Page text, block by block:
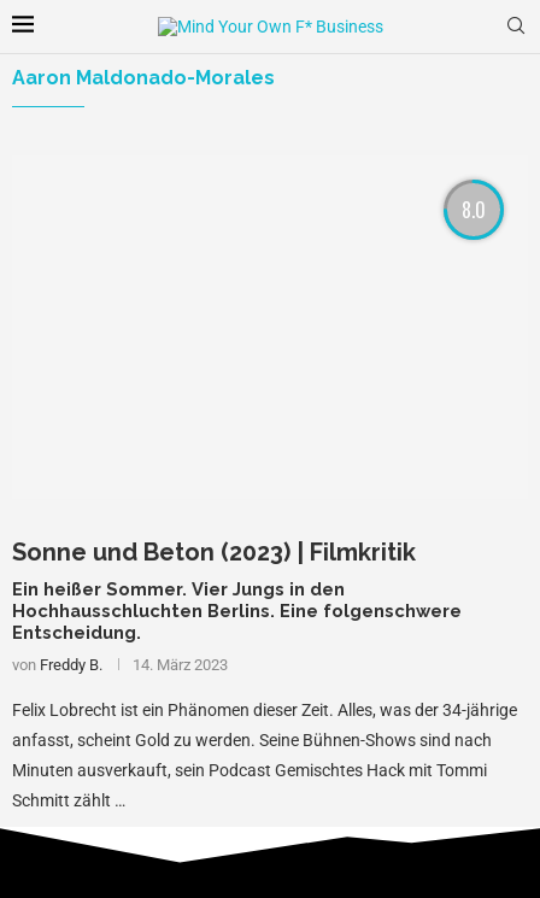
Aaron Maldonado-Morales
8.0
Sonne und Beton (2023) | Filmkritik
Ein heißer Sommer. Vier Jungs in den
Hochhausschluchten Berlins. Eine folgenschwere
Entscheidung.
von Freddy B. 14. März 2023
Felix Lobrecht ist ein Phänomen dieser Zeit. Alles, was der 34-jährige
anfasst, scheint Gold zu werden. Seine Bühnen-Shows sind nach
Minuten ausverkauft, sein Podcast Gemischtes Hack mit Tommi
Schmitt zählt …